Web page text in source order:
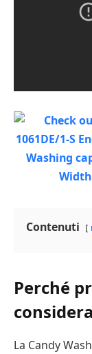
Contenuti
Perché
La Candy